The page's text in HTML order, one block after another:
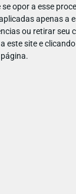
opor a esse
apenas a
ou retirar seu
este site e
em
como “Em
A principal
da